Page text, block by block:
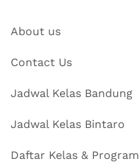
About us
Contact Us
Jadwal Kelas Bandung
Jadwal Kelas Bintaro
Daftar Kelas & Program